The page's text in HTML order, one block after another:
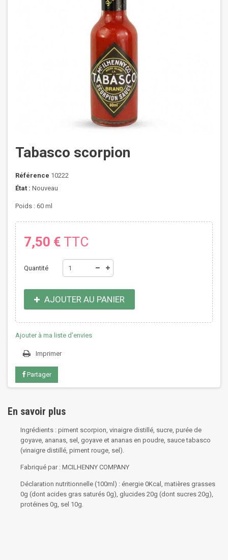
Tabasco scorpion
Référence 10222
État : Nouveau
Poids : 60 ml
7,50 € TTC
Quantité
AJOUTER AU PANIER
Ajouter à ma liste d'envies
Imprimer
Partager
En savoir plus
Ingrédients : piment scorpion, vinaigre distillé, sucre, purée de
goyave, ananas, sel, goyave et ananas en poudre, sauce tabasco
(vinaigre distillé, piment rouge, sel).
Fabriqué par : MCILHENNY COMPANY
Déclaration nutritionnelle (100ml) : énergie 0Kcal, matières grasses
0g (dont acides gras saturés 0g), glucides 20g (dont sucres 20g),
protéines 0g, sel 10g.